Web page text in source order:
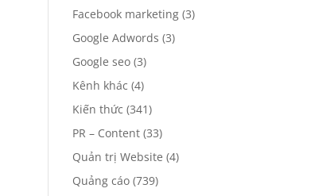
Facebook marketing (3)
Google Adwords (3)
Google seo (3)
Kênh khác (4)
Kiến thức (341)
PR – Content (33)
Quản trị Website (4)
Quảng cáo (739)